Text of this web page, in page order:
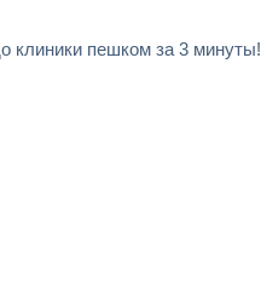
клиники пешком за 3 минуты!